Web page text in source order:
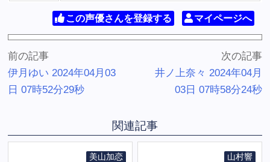
この声優さんを登録する マイページへ
前の記事
伊月ゆい 2024年04月03
日 07時52分29秒
次の記事
井ノ上奈々 2024年04月
03日 07時58分24秒
関連記事
美山加恋 山村響